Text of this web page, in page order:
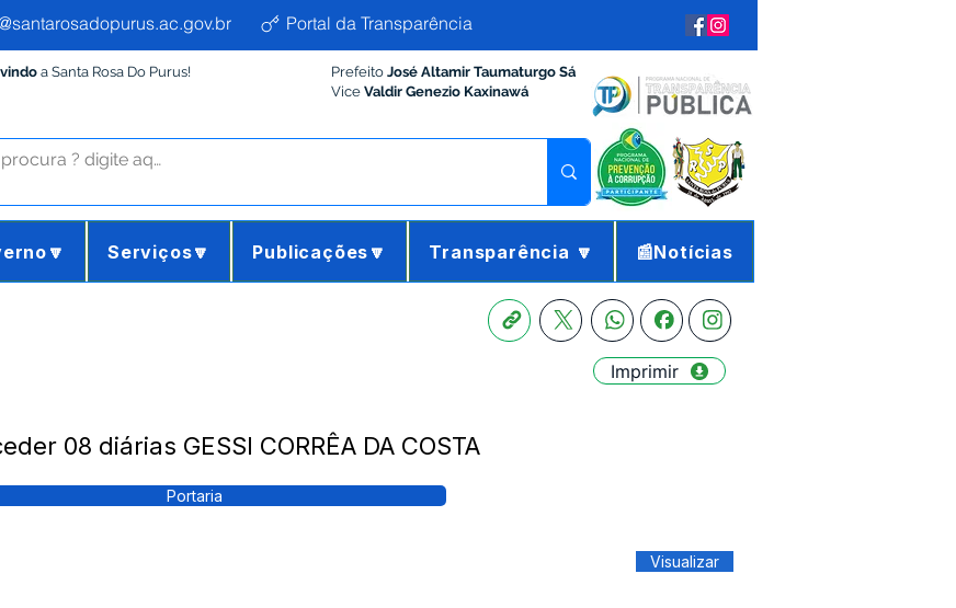
Portal da Transparência
a Santa Rosa Do Purus! Prefeito José Altamir Taumaturgo Sá
Vice Valdir Genezio Kaxinawá
Serviços🔽 Publicações🔽 Transparência 🔽 📰Notícias
Imprimir
08 diárias GESSI CORRÊA DA COSTA
Portaria
Visualizar